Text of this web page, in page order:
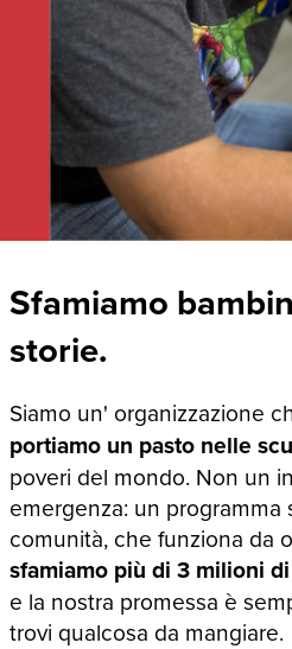
Sfamiamo
storie.
Siamo un' organizzazione
portiamo un pasto nelle
poveri del mondo. Non un
emergenza: un programma
comunità, che funziona da
sfamiamo più di 3 milioni
e la nostra promessa è
trovi qualcosa da mangiare.